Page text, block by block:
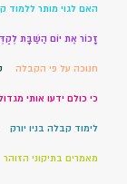
האם לגוי מותר ללמוד
זָכוֹר אֶת יוֹם הַשַּׁבָּת
חנוכה על פי הקבלה
כי כולם ידעו אותי
לימוד קבלה בניו יורק
מאמרים בתיקוני הזוהר